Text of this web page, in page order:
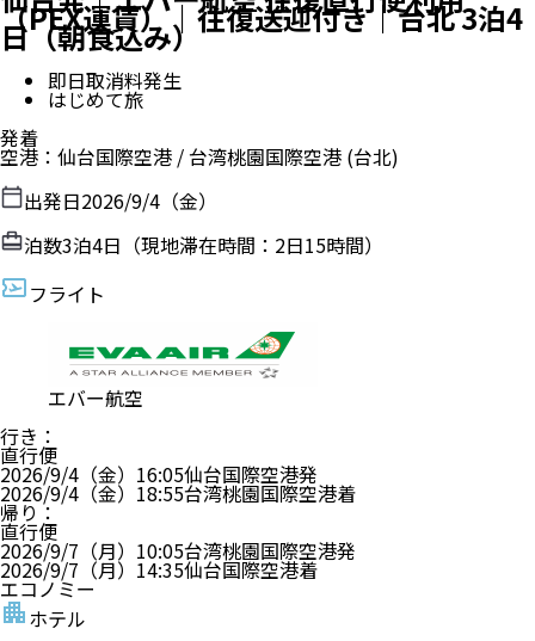
（PEX運賃）｜往復送迎付き｜台北 3泊4
日（朝食込み）
即日取消料発生
はじめて旅
発着
空港 ： 仙台国際空港 /台湾桃園国際空港 (台北)
出発日2026/9/4（金）
泊数3泊4日（現地滞在時間： 2日15時間）
フライト
エバー航空
行き ：
直行便
2026/9/4（金） 16:05仙台国際空港発
2026/9/4（金） 18:55台湾桃園国際空港着
帰り ：
直行便
2026/9/7（月） 10:05台湾桃園国際空港発
2026/9/7（月） 14:35仙台国際空港着
エコノミー
ホテル